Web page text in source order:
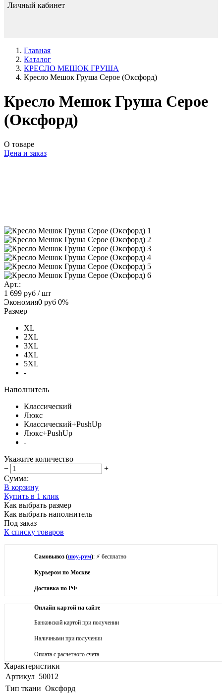
Личный кабинет
Главная
Каталог
КРЕСЛО МЕШОК ГРУША
Кресло Мешок Груша Серое (Оксфорд)
Кресло Мешок Груша Серое
(Оксфорд)
О товаре
Цена и заказ
Арт.:
1 699 руб / шт
Экономия0 руб 0%
Размер
XL
2XL
3XL
4XL
5XL
-
Наполнитель
Классический
Люкс
Классический+PushUp
Люкс+PushUp
-
Укажите количество
−
+
Сумма:
В корзину
Купить в 1 клик
Как выбрать размер
Как выбрать наполнитель
Под заказ
К списку товаров
Самовывоз (шоу-рум): ⚡ бесплатно
Курьером по Москве
Доставка по РФ
Онлайн картой на сайте
Банковской картой при получении
Наличными при получении
Оплата с расчетного счета
Характеристики
Артикул 50012
Тип ткани Оксфорд